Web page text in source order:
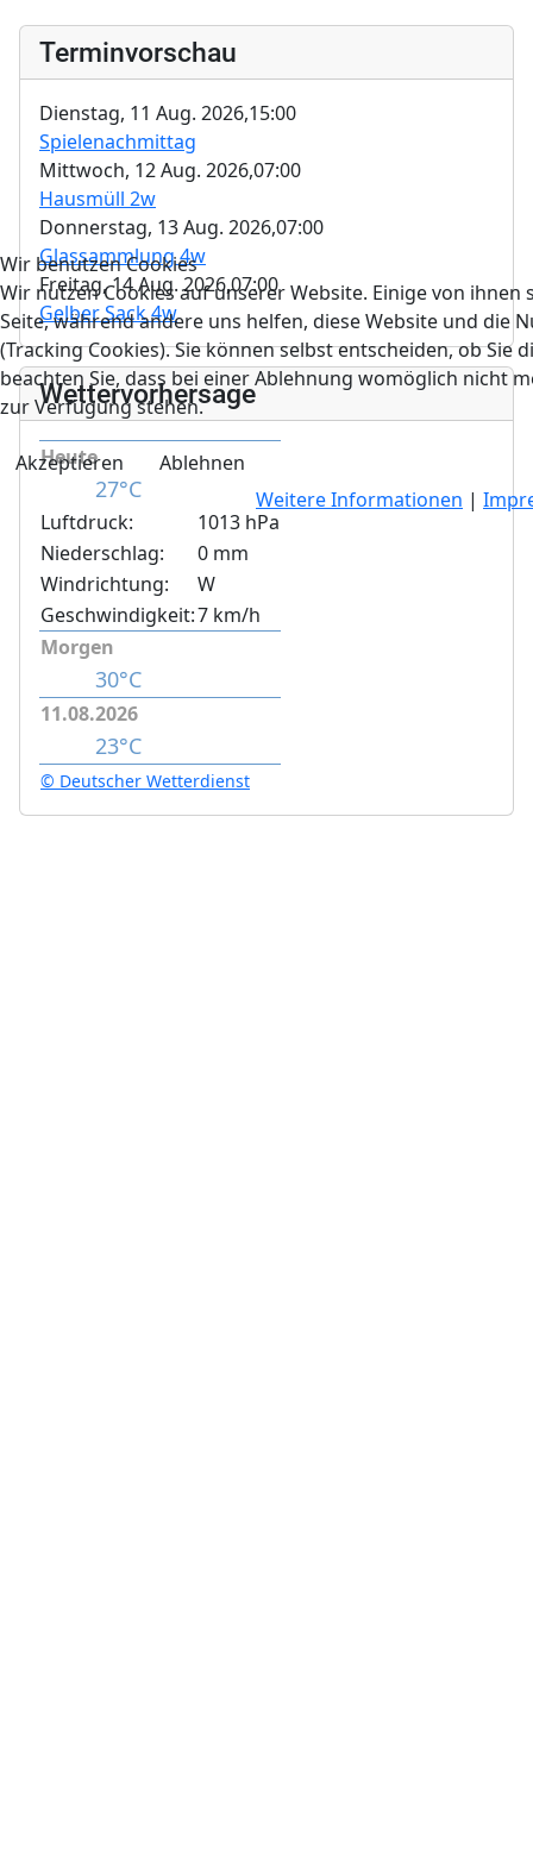
Terminvorschau
Dienstag, 11 Aug. 2026,15:00
Spielenachmittag
Mittwoch, 12 Aug. 2026,07:00
Hausmüll 2w
Donnerstag, 13 Aug. 2026,07:00
Glassammlung 4w
Freitag, 14 Aug. 2026,07:00
Gelber Sack 4w
Wettervorhersage
Heute
27°C
Luftdruck:
1013 hPa
Niederschlag:
0 mm
Windrichtung:
W
Geschwindigkeit:7 km/h
Morgen
30°C
11.08.2026
23°C
© Deutscher Wetterdienst
Wir benutzen Cookies
Wir nutzen Cookies auf unserer Website. Einige von
Seite, während andere uns helfen, diese Website und die
(Tracking Cookies). Sie können selbst entscheiden, ob Sie
beachten Sie, dass bei einer Ablehnung womöglich nicht
zur Verfügung stehen.
Akzeptieren
Ablehnen
Weitere Informationen |